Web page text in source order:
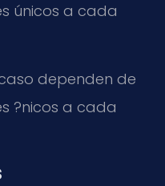
únicos a cada
dependen de
?nicos a cada